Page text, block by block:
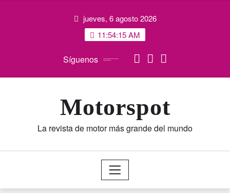
jueves, 6 agosto 2026
11:54:16 AM
Síguenos
Motorspot
La revista de motor más grande del mundo